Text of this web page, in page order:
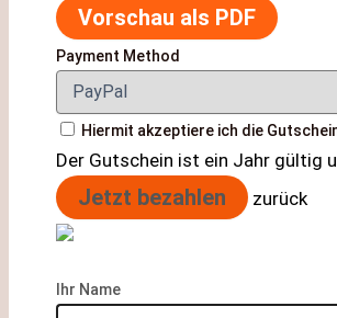
Vorschau als PDF
Payment Method
Hiermit akzeptiere ich die
Der Gutschein ist ein Jahr gültig
Jetzt bezahlen zurück
Ihr Name